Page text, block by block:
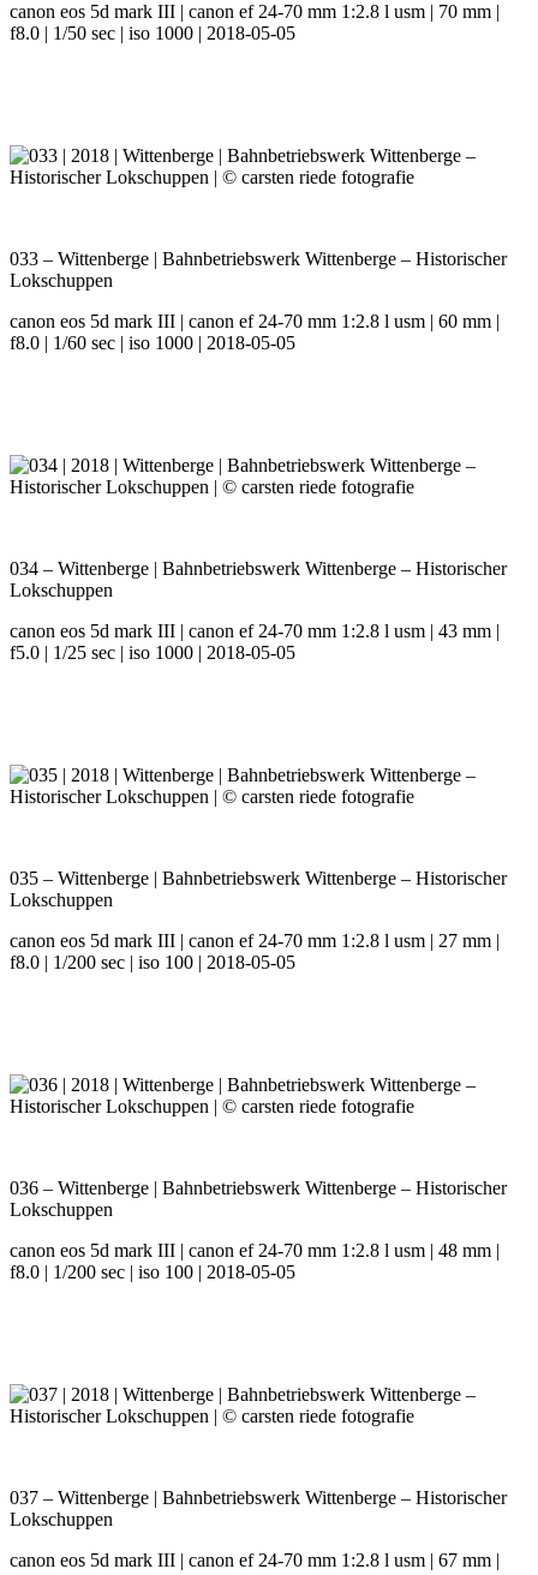
canon eos 5d mark III | canon ef 24-70 mm 1:2.8 l usm | 70 mm |
f8.0 | 1/50 sec | iso 1000 | 2018-05-05
033 – Wittenberge | Bahnbetriebswerk Wittenberge – Historischer
Lokschuppen
canon eos 5d mark III | canon ef 24-70 mm 1:2.8 l usm | 60 mm |
f8.0 | 1/60 sec | iso 1000 | 2018-05-05
034 – Wittenberge | Bahnbetriebswerk Wittenberge – Historischer
Lokschuppen
canon eos 5d mark III | canon ef 24-70 mm 1:2.8 l usm | 43 mm |
f5.0 | 1/25 sec | iso 1000 | 2018-05-05
035 – Wittenberge | Bahnbetriebswerk Wittenberge – Historischer
Lokschuppen
canon eos 5d mark III | canon ef 24-70 mm 1:2.8 l usm | 27 mm |
f8.0 | 1/200 sec | iso 100 | 2018-05-05
036 – Wittenberge | Bahnbetriebswerk Wittenberge – Historischer
Lokschuppen
canon eos 5d mark III | canon ef 24-70 mm 1:2.8 l usm | 48 mm |
f8.0 | 1/200 sec | iso 100 | 2018-05-05
037 – Wittenberge | Bahnbetriebswerk Wittenberge – Historischer
Lokschuppen
canon eos 5d mark III | canon ef 24-70 mm 1:2.8 l usm | 67 mm |